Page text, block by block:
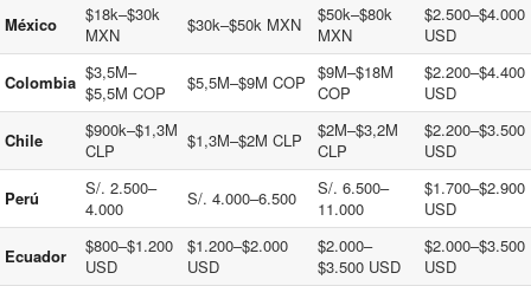
México
$18k–$30k
MXN
$30k–$50k MXN
$50k–$80k
MXN
$2.500–$4.000
USD
Colombia $3,5M–
$5,5M COP
$5,5M–$9M COP $9M–$18M
COP
$2.200–$4.400
USD
Chile
$900k–$1,3M
CLP
$1,3M–$2M CLP
$2M–$3,2M
CLP
$2.200–$3.500
USD
Perú
S/. 2.500–
4.000
S/. 4.000–6.500
S/. 6.500–
11.000
$1.700–$2.900
USD
Ecuador
$800–$1.200
USD
$1.200–$2.000
USD
$2.000–
$3.500 USD
$2.000–$3.500
USD